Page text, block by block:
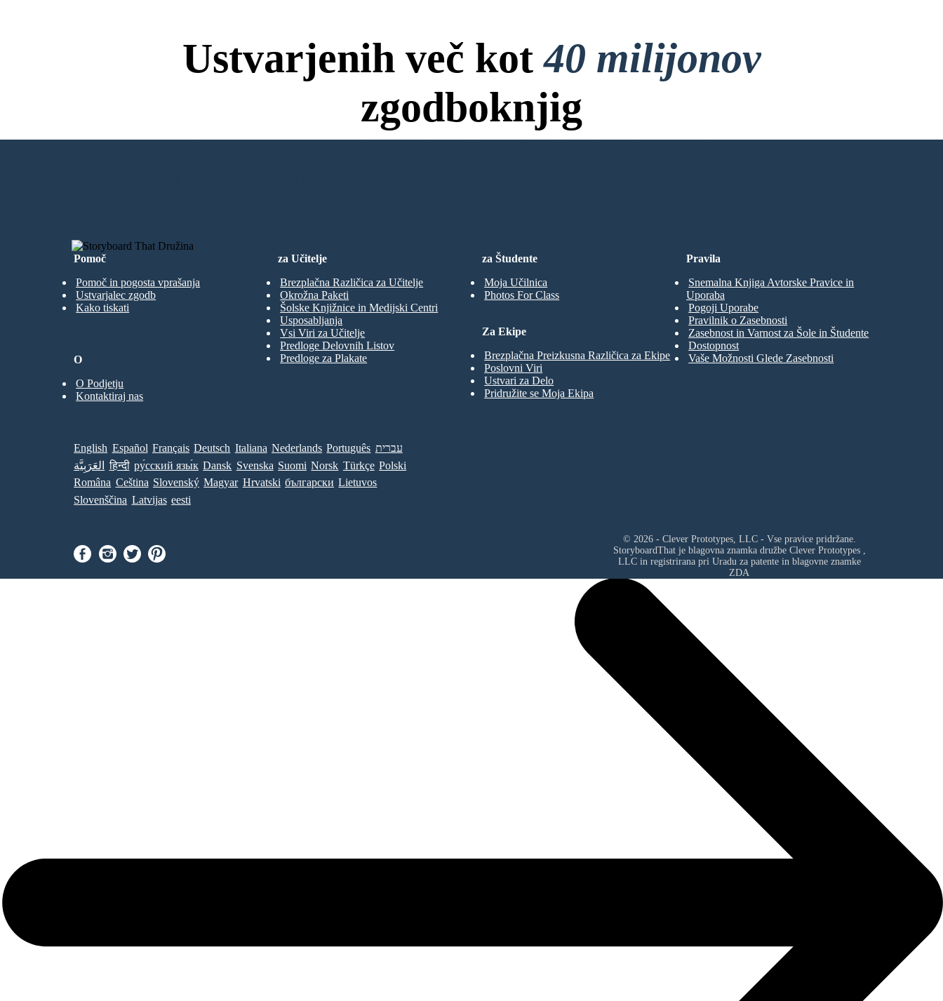
Ustvarjenih več kot40 milijonov
zgodboknjig
Brez Prenosov, Brez Kreditne Kartice in Brez Prijave!
Pomoč
Pomoč in pogosta vprašanja
Ustvarjalec zgodb
Kako tiskati
za Študente
Moja Učilnica
Photos For Class
za Učitelje
Brezplačna Različica za Učitelje
Okrožna Paketi
Šolske Knjižnice in Medijski Centri
Usposabljanja
Vsi Viri za Učitelje
Predloge Delovnih Listov
Predloge za Plakate
Za Ekipe
Brezplačna Preizkusna Različica za Ekipe
Poslovni Viri
Ustvari za Delo
Pridružite se Moja Ekipa
O
O Podjetju
Kontaktiraj nas
Pravila
Snemalna Knjiga Avtorske Pravice in
Uporaba
Pogoji Uporabe
Pravilnik o Zasebnosti
Zasebnost in Varnost za Šole in Študente
Dostopnost
Vaše Možnosti Glede Zasebnosti
English Español Français Deutsch Italiana Nederlands Português עברית
العَرَبِيَّة
हिन्दी ру́сский язы́к Dansk Svenska Suomi Norsk Türkçe Polski
Româna Ceština Slovenský Magyar Hrvatski български Lietuvos
Slovenščina Latvijas eesti
© 2026 - Clever Prototypes, LLC - Vse pravice pridržane.
StoryboardThat je blagovna znamka družbe Clever Prototypes ,
LLCin registrirana pri Uradu za patente in blagovne znamke
ZDA